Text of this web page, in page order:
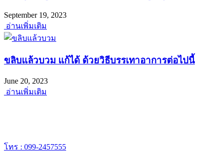
September 19, 2023
อ่านเพิ่มเติม
ขลิบแล้วบวม แก้ได้ ด้วยวิธีบรรเทาอาการต่อไปนี้
June 20, 2023
อ่านเพิ่มเติม
โทร : 099-2457555